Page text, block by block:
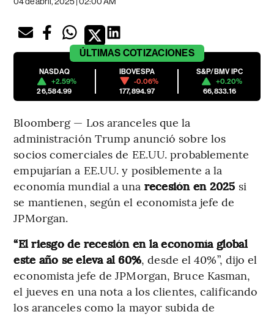
ÚLTIMAS COTIZACIONES
NASDAQ
+2.59%
26,584.99
IBOVESPA
-0.06%
177,894.97
S&P/BMV IPC
+0.20%
66,833.16
Bloomberg — Los aranceles que la
administración Trump anunció sobre los
socios comerciales de EE.UU. probablemente
empujarían a EE.UU. y posiblemente a la
economía mundial a una recesión en 2025 si
se mantienen, según el economista jefe de
JPMorgan.
“El riesgo de recesión en la economía global
este año se eleva al 60%, desde el 40%”, dijo el
economista jefe de JPMorgan, Bruce Kasman,
el jueves en una nota a los clientes, calificando
los aranceles como la mayor subida de